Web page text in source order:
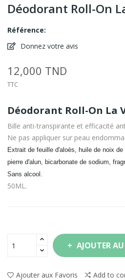
Déodorant Roll-On
Référence:
Donnez votre avis
12,000 TND
TTC
Déodorant Roll-On La
Bille anti-transpirante et efficacité
Ne pas appliquer sur peau
Extrait de feuille d'aloès, huile de noix
pierre d'alun, bicarbonate de sodium,
Sans alcool.
50ML.
AJOUTER
Ajouter aux Favoris Add to